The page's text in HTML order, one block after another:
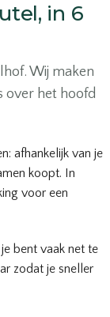
in 6
Wij maken
over het hoofd
afhankelijk van je
koopt. In
voor een
bent vaak net te
zodat je sneller